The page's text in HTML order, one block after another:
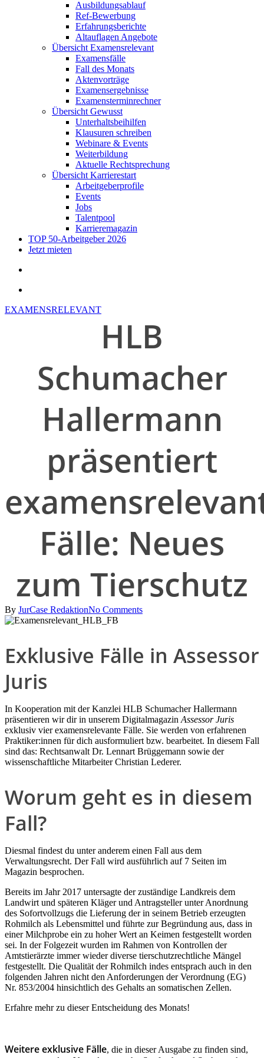
Ausbildungsablauf
Ref-Bewerbung
Erfahrungsberichte
Altauflagen Angebote
Übersicht Examensrelevant
Examensfälle
Fall des Monats
Aktenvorträge
Examensergebnisse
Examensterminrechner
Übersicht Gewusst
Unterhaltsbeihilfen
Klausuren schreiben
Webinare & Events
Weiterbildung
Aktuelle Rechtsprechung
Übersicht Karrierestart
Arbeitgeberprofile
Events
Jobs
Talentpool
Karrieremagazin
TOP 50-Arbeitgeber 2026
Jetzt mieten
EXAMENSRELEVANT
HLB
Schumacher
Hallermann
präsentiert
Fälle: Neues
zum Tierschutz
By JurCase RedaktionNo Comments
Exklusive Fälle in Assessor
Juris
In Kooperation mit der Kanzlei HLB Schumacher Hallermann
präsentieren wir dir in unserem Digitalmagazin Assessor Juris
exklusiv vier examensrelevante Fälle. Sie werden von erfahrenen
Praktiker:innen für dich ausformuliert bzw. bearbeitet. In diesem Fall
sind das: Rechtsanwalt Dr. Lennart Brüggemann sowie der
wissenschaftliche Mitarbeiter Christian Lederer.
Worum geht es in diesem
Fall?
Diesmal findest du unter anderem einen Fall aus dem
Verwaltungsrecht. Der Fall wird ausführlich auf 7 Seiten im
Magazin besprochen.
Bereits im Jahr 2017 untersagte der zuständige Landkreis dem
Landwirt und späteren Kläger und Antragsteller unter Anordnung
des Sofortvollzugs die Lieferung der in seinem Betrieb erzeugten
Rohmilch als Lebensmittel und führte zur Begründung aus, dass in
einer Milchprobe ein zu hoher Wert an Keimen festgestellt worden
sei. In der Folgezeit wurden im Rahmen von Kontrollen der
Amtstierärzte immer wieder diverse tierschutzrechtliche Mängel
festgestellt. Die Qualität der Rohmilch indes entsprach auch in den
folgenden Jahren nicht den Anforderungen der Verordnung (EG)
Nr. 853/2004 hinsichtlich des Gehalts an somatischen Zellen.
Erfahre mehr zu dieser Entscheidung des Monats!
Weitere exklusive Fälle, die in dieser Ausgabe zu finden sind,